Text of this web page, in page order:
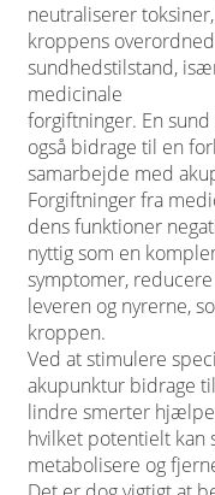
neutraliserer
kroppens
sundhedstilstand,
medicinale
forgiftninger. En
også bidrage til en
samarbejde med
Forgiftninger fra
dens funktioner
nyttig som en
symptomer,
leveren og nyrerne,
kroppen.
Ved at stimulere
akupunktur bidrage
lindre smerter
hvilket potentielt kan
metabolisere og